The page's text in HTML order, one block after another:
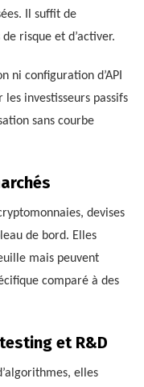
Il suffit de
risque et d’activer.
ni configuration d’API
les investisseurs passifs
sans courbe
devises
de bord. Elles
mais peuvent
comparé à des
et R&D
elles